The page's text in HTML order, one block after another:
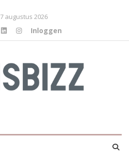
7 augustus 2026
Inloggen